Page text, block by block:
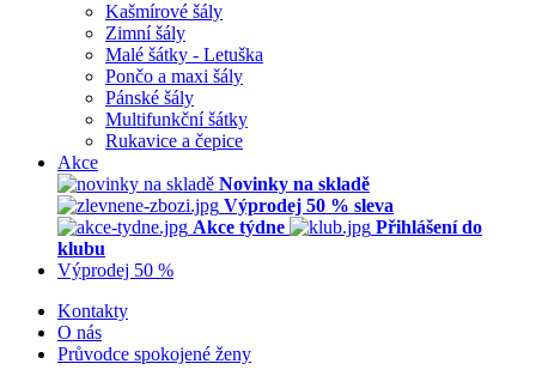
Kašmírové šály
Zimní šály
Malé šátky - Letuška
Pončo a maxi šály
Pánské šály
Multifunkční šátky
Rukavice a čepice
Akce
Novinky na skladě
Výprodej 50 % sleva
Akce týdne
Přihlášení do
klubu
Výprodej 50 %
Kontakty
O nás
Průvodce spokojené ženy